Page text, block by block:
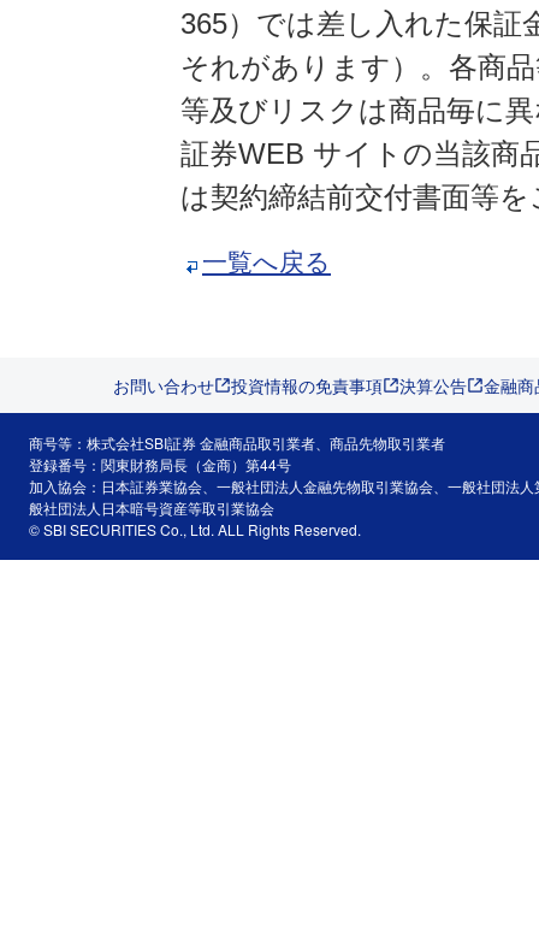
365）では差し入れた保証
それがあります）。各商
等及びリスクは商品毎に
証券WEB サイトの当該商
は契約締結前交付書面等
一覧へ戻る
お問い合わせ 投資情報の免責事項 決算公告 金融
商号等：株式会社SBI証券 金融商品取引業者、商品先物取引業者
登録番号：関東財務局長（金商）第44号
加入協会：日本証券業協会、一般社団法人金融先物取引業協会、一般社団法
般社団法人日本暗号資産等取引業協会
© SBI SECURITIES Co., Ltd. ALL Rights Reserved.